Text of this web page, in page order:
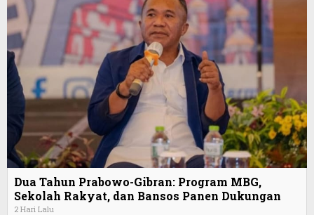
Dua Tahun Prabowo-Gibran: Program MBG,
Sekolah Rakyat, dan Bansos Panen Dukungan
2 Hari Lalu